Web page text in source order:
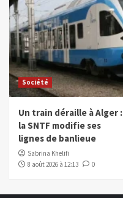
Société
Un train déraille à Alger :
la SNTF modifie ses
lignes de banlieue
Sabrina Khelifi
8 août 2026 à 12:13
0